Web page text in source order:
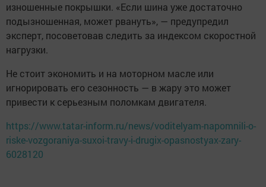
изношенные покрышки. «Если шина уже достаточно
подызношенная, может рвануть», — предупредил
эксперт, посоветовав следить за индексом скоростной
нагрузки.
Не стоит экономить и на моторном масле или
игнорировать его сезонность — в жару это может
привести к серьезным поломкам двигателя.
https://www.tatar-inform.ru/news/voditelyam-napomnili-o-
riske-vozgoraniya-suxoi-travy-i-drugix-opasnostyax-zary-
6028120